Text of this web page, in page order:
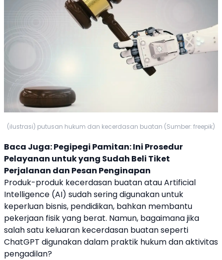
(ilustrasi) putusan hukum dan kecerdasan buatan (Sumber: freepik)
Baca Juga:Pegipegi Pamitan: Ini Prosedur
Pelayanan untuk yang Sudah Beli Tiket
Perjalanan dan Pesan Penginapan
Produk-produk kecerdasan buatanatau Artificial
Intelligence (AI) sudah sering digunakan untuk
keperluan bisnis, pendidikan, bahkan membantu
pekerjaan fisik yang berat. Namun, bagaimana jika
salah satu keluaran kecerdasan buatanseperti
ChatGPT digunakan dalam praktik hukum dan aktivitas
pengadilan?